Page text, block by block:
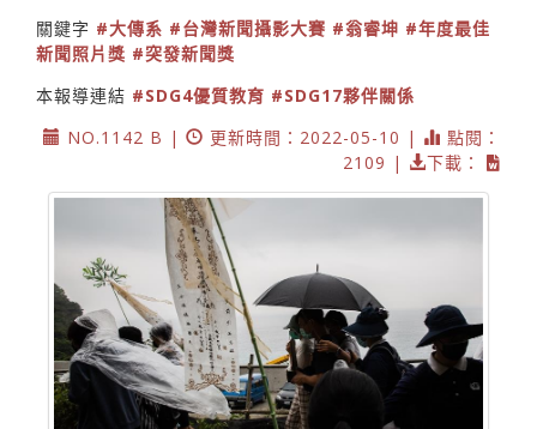
關鍵字 #大傳系 #台灣新聞攝影大賽 #翁睿坤 #年度最佳
新聞照片獎 #突發新聞獎
本報導連結 #SDG4優質教育 #SDG17夥伴關係
NO.1142 B |
更新時間：2022-05-10 |
點閱：
2109 |
下載：